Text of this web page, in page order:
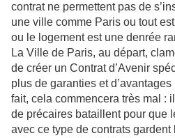
contrat ne permettent pas de
une ville comme Paris ou tout
ou le logement est une denrée
La Ville de Paris, au départ,
de créer un Contrat d’Avenir
plus de garanties et
fait, cela commencera très mal :
de précaires bataillent pour que
avec ce type de contrats